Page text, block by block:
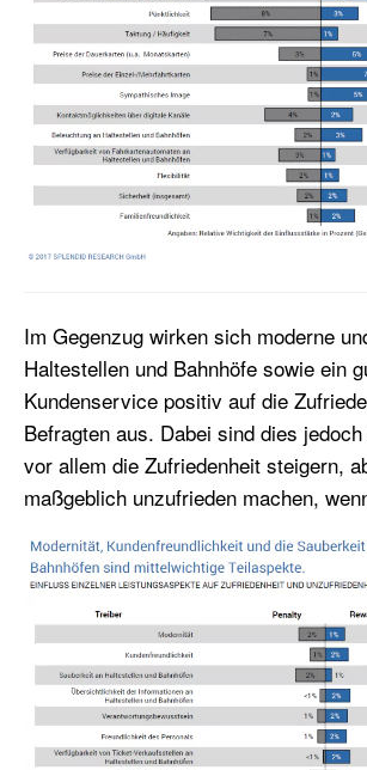
Im Gegenzug wirken sich moderne
Haltestellen und Bahnhöfe sowie ein
Kundenservice positiv auf die
Befragten aus. Dabei sind dies
vor allem die Zufriedenheit steigern,
maßgeblich unzufrieden machen,